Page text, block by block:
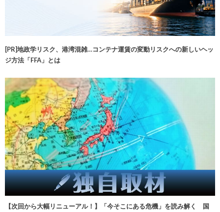
[PR]地政学リスク、港湾混雑…コンテナ運賃の変動リスクへの新しいヘッ
ジ方法「FFA」とは
【次回から大幅リニューアル！】「今そこにある危機」を読み解く 国